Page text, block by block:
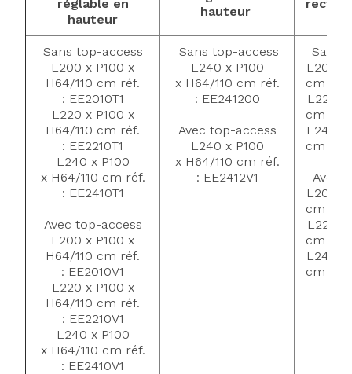
Paramètres Accepter et Fermer
réglable en
hauteur
hauteur
Sans top-access
L200 x P100 x
H64/110 cm réf.
: EE2010T1
L220 x P100 x
H64/110 cm réf.
: EE2210T1
L240 x P100
x H64/110 cm réf.
: EE2410T1
Avec top-access
L200 x P100 x
H64/110 cm réf.
: EE2010V1
L220 x P100 x
H64/110 cm réf.
: EE2210V1
L240 x P100
x H64/110 cm réf.
: EE2410V1
Sans top-access
L240 x P100
x H64/110 cm réf.
: EE241200
Avec top-access
L240 x P100
x H64/110 cm réf.
: EE2412V1
Sans
L200 x
cm réf.
L220 x
cm
L240 x
cm
Avec
L200 x
cm
L220 x
cm
L240 x
cm